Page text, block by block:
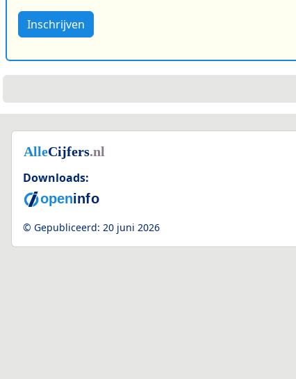
Inschrijven
Downloads:
© Gepubliceerd: 20 juni 2026